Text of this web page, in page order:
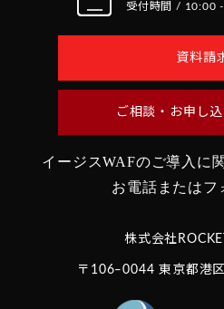
受付時間 / 10:00
資料請
ご相談・お申し
イージスWAFのご導入に
お電話またはフ
株式会社
〒106‒0044 東京都港